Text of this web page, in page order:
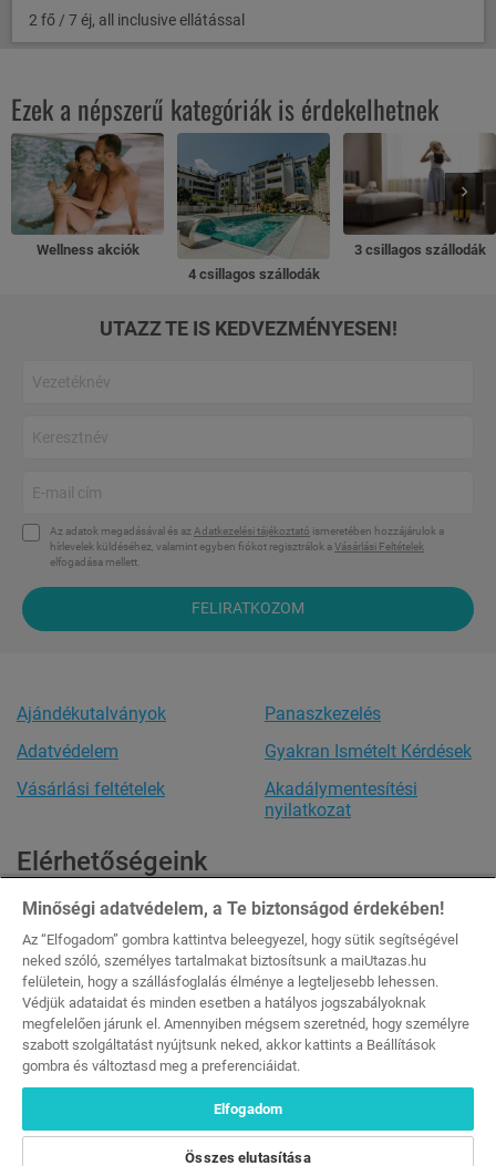
2 fő / 7 éj, all inclusive ellátással
Ezek a népszerű kategóriák is érdekelhetnek
Wellness akciók
4 csillagos szállodák
3 csillagos szállodák
UTAZZ TE IS KEDVEZMÉNYESEN!
Az adatok megadásával és az Adatkezelési tájékoztató ismeretében hozzájárulok a
hírlevelek küldéséhez, valamint egyben fiókot regisztrálok aVásárlási Feltételek
elfogadása mellett.
FELIRATKOZOM
Ajándékutalványok
Adatvédelem
Vásárlási feltételek
Panaszkezelés
Gyakran Ismételt Kérdések
Akadálymentesítési
nyilatkozat
Elérhetőségeink
Ügyfélszolgálat
Minden nap: 8:00-20:00
Tel.:+36 20 444 1484
Email:info@maiutazas.hu
Aktív igénybe vevők átlagos havi száma a 2025. július 1. és 2025.
december 31. közötti időszakra vonatkozóan: 1 648 467
DSA Éves átláthatósági jelentés 2025. február 17. – 2025.
december 31. [Letöltés]
DSA Éves átláthatósági jelentés 2024. február 17. – 2025. február
Minőségi adatvédelem, a Te biztonságod érdekében!
Az “Elfogadom” gombra kattintva beleegyezel, hogy sütik segítségével
neked szóló, személyes tartalmakat biztosítsunk a maiUtazas.hu
felületein, hogy a szállásfoglalás élménye a legteljesebb lehessen.
Védjük adataidat és minden esetben a hatályos jogszabályoknak
megfelelően járunk el. Amennyiben mégsem szeretnéd, hogy személyre
szabott szolgáltatást nyújtsunk neked, akkor kattints a Beállítások
gombra és változtasd meg a preferenciáidat.
Elfogadom
Összes elutasítása